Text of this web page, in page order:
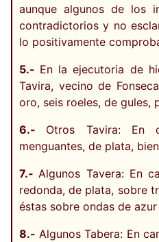
aunque algunos de los
contradictorios y no
lo positivamente
5.- En la ejecutoria de
Tavira, vecino de
oro, seis roeles, de gules,
6.- Otros Tavira: En
menguantes, de plata,
7.- Algunos Tavera: En
redonda, de plata, sobre
éstas sobre ondas de
8.- Algunos Tabera: En